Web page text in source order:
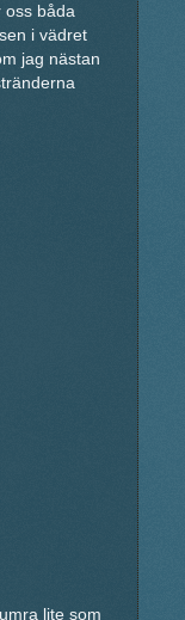
oss båda
i vädret
jag nästan
lite som